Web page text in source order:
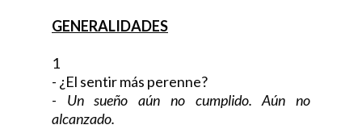
GENERALIDADES
1
- ¿El sentir más perenne?
- Un sueño aún no cumplido. Aún no
alcanzado.